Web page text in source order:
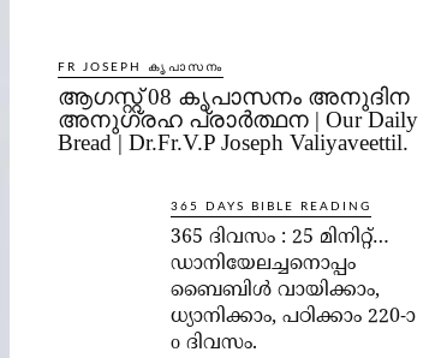
FR JOSEPH കൃപാസനം
ആഗസ്റ്റ് 08 കൃപാസനം അനുദിന
അനുഗ്രഹ പ്രാർത്ഥന | Our Daily
Bread | Dr.Fr.V.P Joseph Valiyaveettil.
365 DAYS BIBLE READING
365 ദിവസം : 25 മിനിറ്റ്…
ഡാനിയേലച്ചനൊപ്പം
ബൈബിൾ വായിക്കാം,
ധ്യാനിക്കാം, പഠിക്കാം 220-ാ
o ദിവസം.